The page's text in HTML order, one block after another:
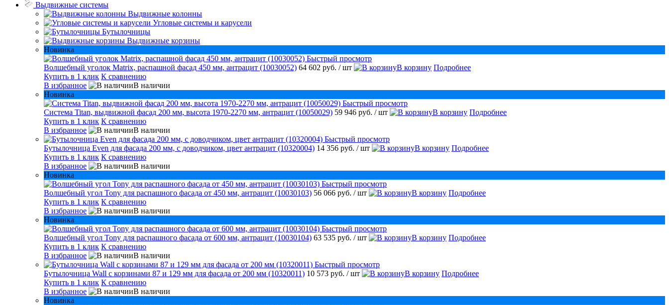
Выдвижные системы
Выдвижные колонны
Угловые системы и карусели
Бутылочницы
Выдвижные корзины
Новинка
Быстрый просмотр
Волшебный уголок Matrix, распашной фасад 450 мм, антрацит (10030052) 64 602 руб. / шт В корзину Подробнее
Купить в 1 клик К сравнению
В избранное
В наличии
Новинка
Быстрый просмотр
Система Titan, выдвижной фасад 200 мм, высота 1970-2270 мм, антрацит (10050029) 59 946 руб. / шт В корзину Подробнее
Купить в 1 клик К сравнению
В избранное
В наличии
Быстрый просмотр
Бутылочница Even для фасада 200 мм, с доводчиком, цвет антрацит (10320004) 14 356 руб. / шт В корзину Подробнее
Купить в 1 клик К сравнению
В избранное
В наличии
Новинка
Быстрый просмотр
Волшебный угол Tony для распашного фасада от 450 мм, антрацит (10030103) 56 066 руб. / шт В корзину Подробнее
Купить в 1 клик К сравнению
В избранное
В наличии
Новинка
Быстрый просмотр
Волшебный угол Tony для распашного фасада от 600 мм, антрацит (10030104) 63 535 руб. / шт В корзину Подробнее
Купить в 1 клик К сравнению
В избранное
В наличии
Быстрый просмотр
Бутылочница Wall с корзинами 87 и 129 мм для фасада от 200 мм (10320011) 10 573 руб. / шт В корзину Подробнее
Купить в 1 клик К сравнению
В избранное
В наличии
Новинка